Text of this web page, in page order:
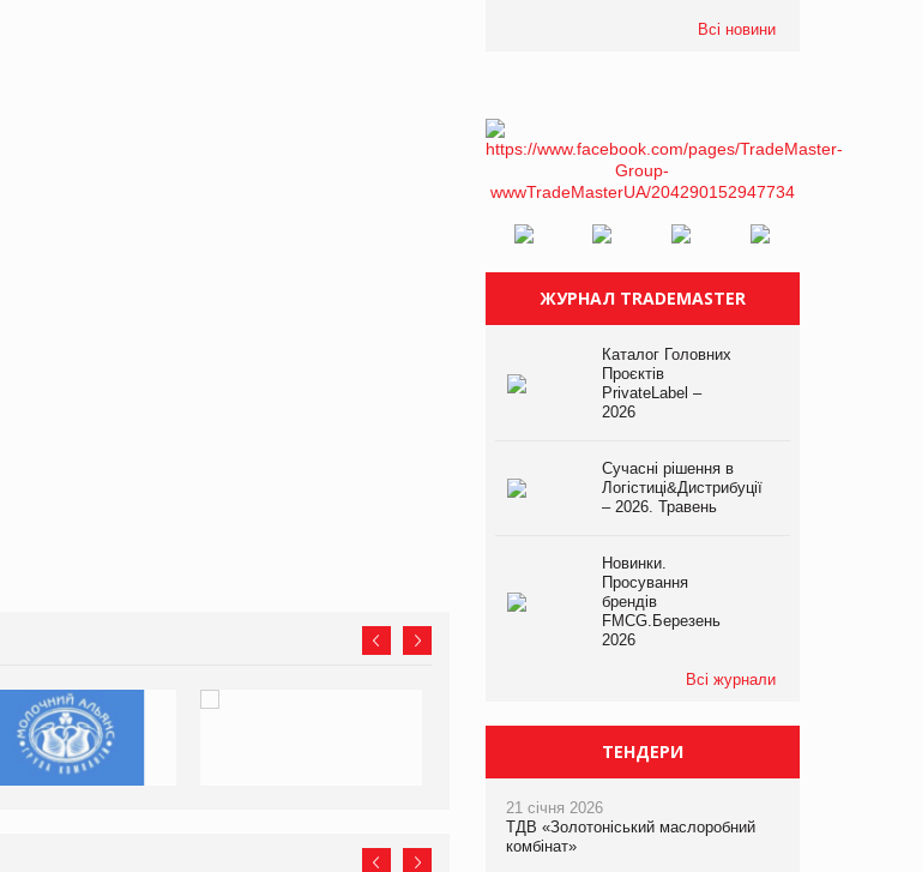
Всі новини
ЖУРНАЛ TRADEMASTER
Каталог Головних
Проєктів
PrivateLabel –
2026
Сучасні рішення в
Логістиці&Дистрибуції
– 2026. Травень
Новинки.
Просування
брендів
FMCG.Березень
2026
Всі журнали
ТЕНДЕРИ
21 січня 2026
ТДВ «Золотоніський маслоробний
комбінат»